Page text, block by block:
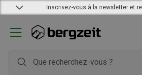
Inscrivez-vous à la newsletter et